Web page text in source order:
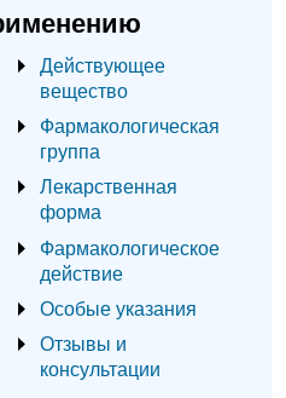
Действующее
вещество
Фармакологическая
группа
Лекарственная
форма
Фармакологическое
действие
Особые указания
Отзывы и
консультации